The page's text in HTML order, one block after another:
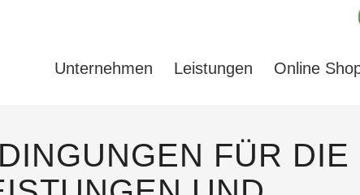
Unternehmen Leistungen Online
FÜR DIE